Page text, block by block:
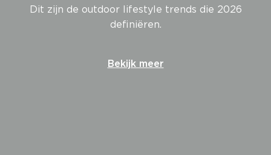
Dit zijn de outdoor lifestyle trends die 2026
definiëren.
Bekijk meer